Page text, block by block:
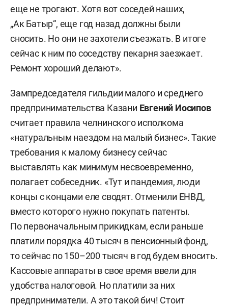
еще не трогают. Хотя вот соседей наших,
„Ак Батыр“, еще год назад должны были
сносить. Но они не захотели съезжать. В итоге
сейчас к ним по соседству пекарня заезжает.
Ремонт хороший делают».
Зампредседателя гильдии малого и среднего
предпринимательства Казани Евгений Иосипов
считает правила челнинского исполкома
«натуральным наездом на малый бизнес». Такие
требования к малому бизнесу сейчас
выставлять как минимум несвоевременно,
полагает собеседник. «Тут и пандемия, люди
концы с концами еле сводят. Отменили ЕНВД,
вместо которого нужно покупать патенты.
По первоначальным прикидкам, если раньше
платили порядка 40 тысяч в пенсионный фонд,
то сейчас по 150–200 тысяч в год будем вносить.
Кассовые аппараты в свое время ввели для
удобства налоговой. Но платили за них
предприниматели. А это такой бич! Стоит